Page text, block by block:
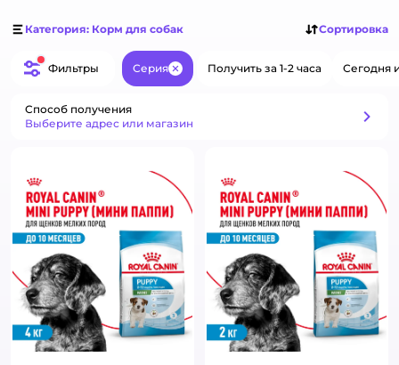
Категория: Корм для собак Сортировка
Фильтры Серия ЗакрытьПолучить за 1-2 часа Сегодня
Способ получения
Выберите адрес или магазин